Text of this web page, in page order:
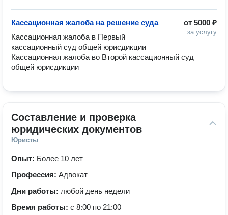
от 5000 ₽
за услугу
Кассационная жалоба на решение суда
Кассационная жалоба в Первый
кассационный суд общей юрисдикции
Кассационная жалоба во Второй кассационный суд
общей юрисдикции
Составление и проверка
юридических документов
Юристы
Опыт: Более 10 лет
Профессия: Адвокат
Дни работы: любой день недели
Время работы: с 8:00 по 21:00